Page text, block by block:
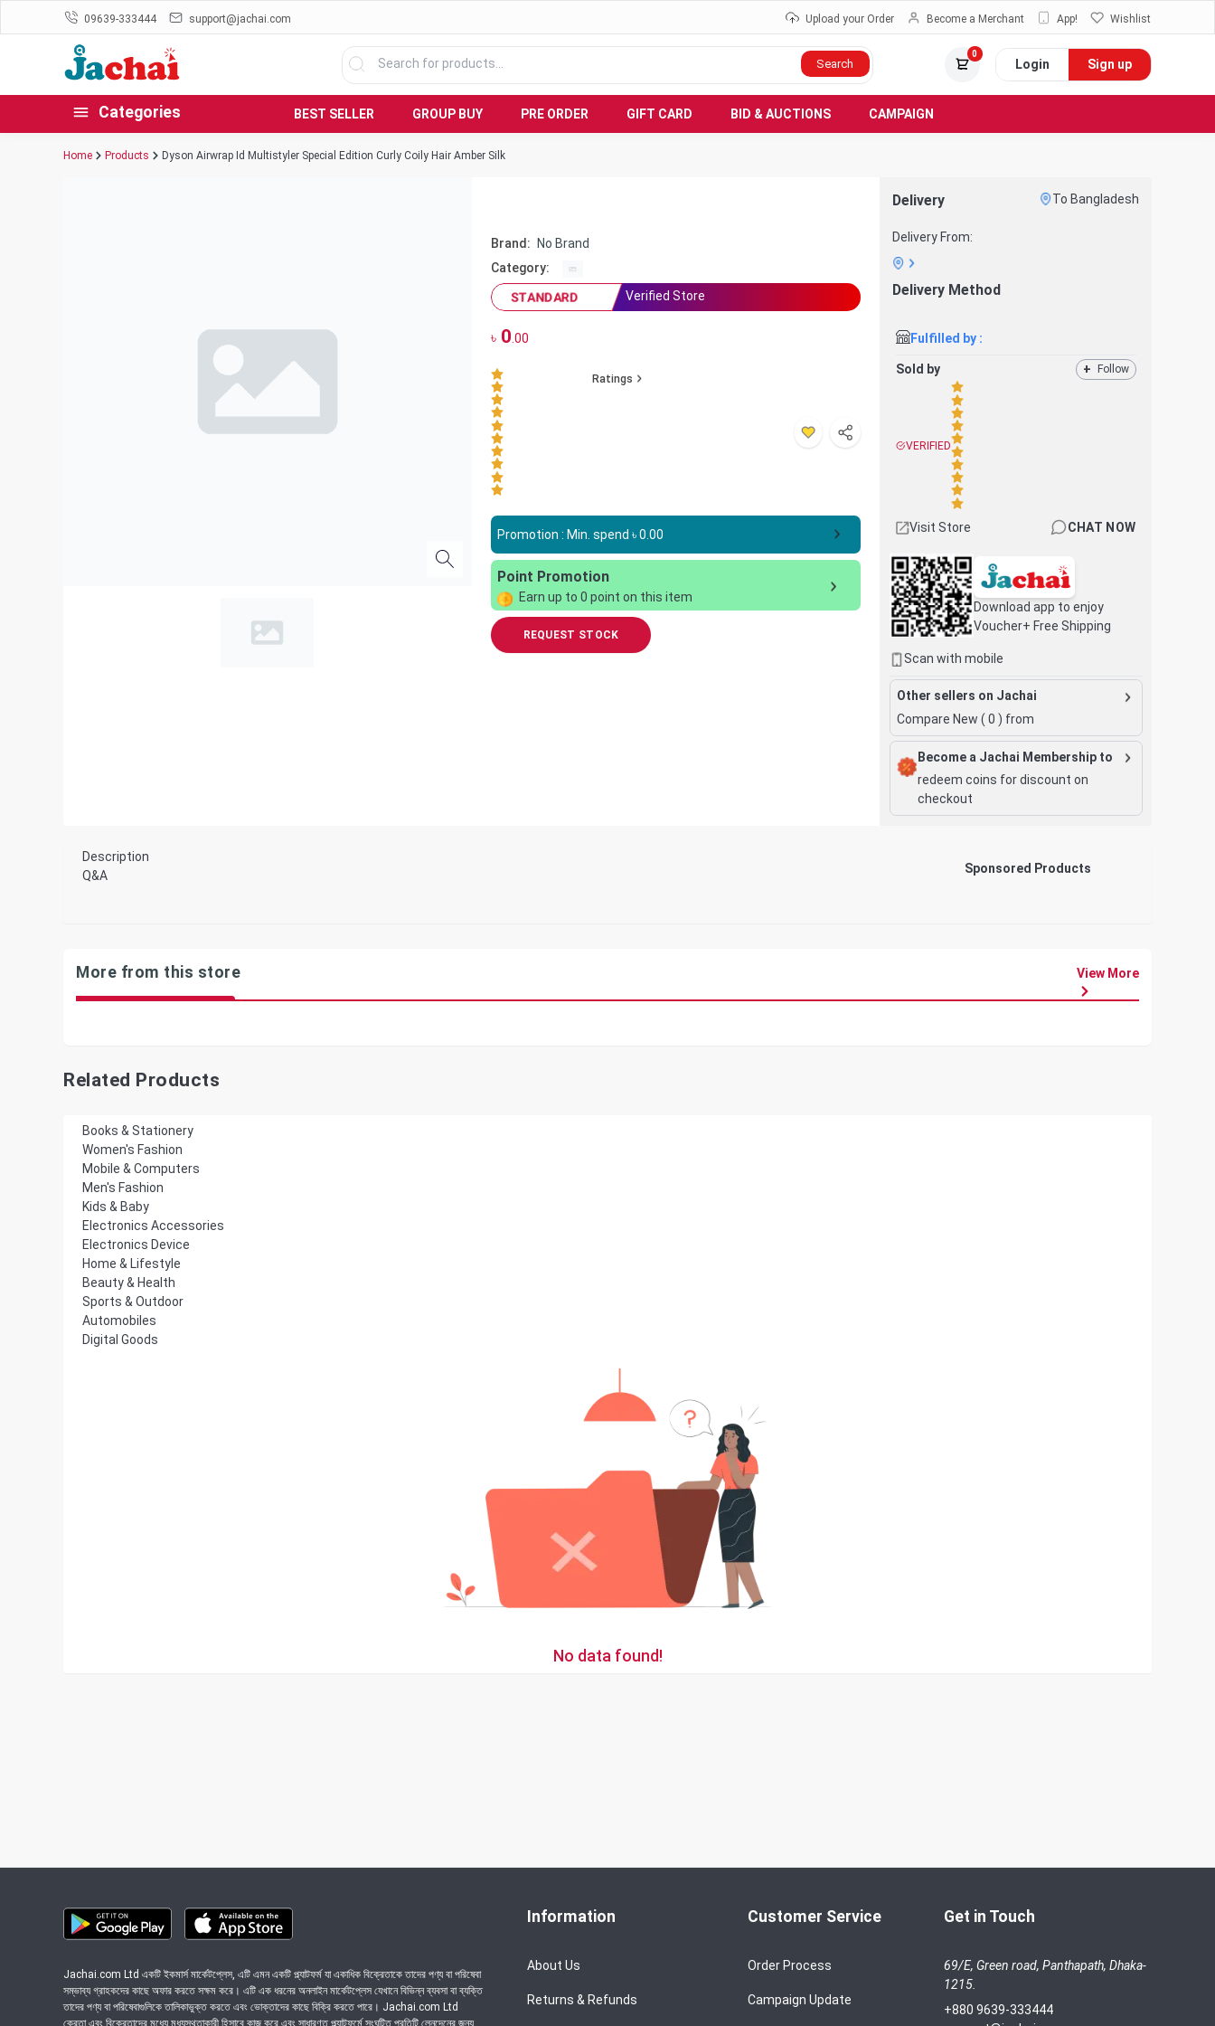
09639-333444 support@jachai.com Upload your Order Become a Merchant App! Wishlist
Search
0
Login Sign up
Categories BEST SELLER GROUP BUY PRE ORDER GIFT CARD BID & AUCTIONS CAMPAIGN
Home Products Dyson Airwrap Id Multistyler Special Edition Curly Coily Hair Amber Silk
Brand:
No Brand
Category:
STANDARD
Verified Store
৳0 .00
Ratings
Promotion : Min. spend ৳0.00
Point Promotion
Earn up to 0 point on this item
REQUEST STOCK
Delivery To Bangladesh
Delivery From:
Delivery Method
Fulfilled by :
Sold by + Follow
VERIFIED
Visit Store CHAT NOW
Download app to enjoy
Voucher+ Free Shipping
Scan with mobile
Other sellers on Jachai
Compare New (0 ) from
Become a Jachai Membership to
redeem coins for discount on
checkout
Description
Q&A
Sponsored Products
More from this store View More
Related Products
Books & Stationery
Women's Fashion
Mobile & Computers
Men's Fashion
Kids & Baby
Electronics Accessories
Electronics Device
Home & Lifestyle
Beauty & Health
Sports & Outdoor
Automobiles
Digital Goods
No data found!
Jachai.com Ltd একটি ইকমার্স মার্কেটপ্লেস, এটি এমন একটি প্ল্যাটফর্ম যা একাধিক বিক্রেতাকে তাদের পণ্য বা পরিষেবা
সম্ভাব্য গ্রাহকদের কাছে অফার করতে সক্ষম করে। এটি এক ধরনের অনলাইন মার্কেটপ্লেস যেখানে বিভিন্ন ব্যবসা বা ব্যক্তি
তাদের পণ্য বা পরিষেবাগুলিকে তালিকাভুক্ত করতে এবং ভোক্তাদের কাছে বিক্রি করতে পারে। Jachai.com Ltd
ক্রেতা এবং বিক্রেতাদের মধ্যে মধ্যস্থতাকারী হিসাবে কাজ করে এবং সাধারণত প্ল্যাটফর্মে সংঘটিত প্রতিটি লেনদেনের জন্য
Information
About Us
Returns & Refunds
Customer Service
Order Process
Campaign Update
Get in Touch
69/E, Green road, Panthapath, Dhaka-
1215.
+880 9639-333444